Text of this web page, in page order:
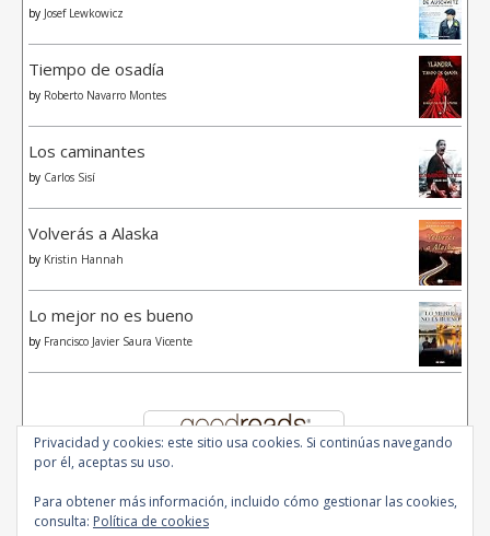
by Josef Lewkowicz
Tiempo de osadía
by Roberto Navarro Montes
Los caminantes
by Carlos Sisí
Volverás a Alaska
by Kristin Hannah
Lo mejor no es bueno
by Francisco Javier Saura Vicente
Privacidad y cookies: este sitio usa cookies. Si continúas navegando
por él, aceptas su uso.
Para obtener más información, incluido cómo gestionar las cookies,
consulta: Política de cookies